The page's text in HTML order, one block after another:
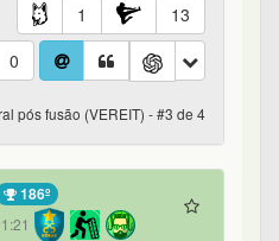
1
13
0
pós fusão (VEREIT) - #3 de 4
186º